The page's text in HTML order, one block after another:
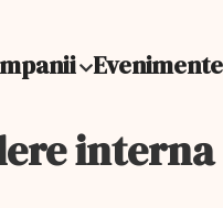
Evenimente
interna